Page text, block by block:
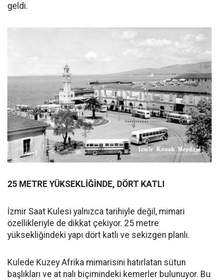
geldi.
25 METRE YÜKSEKLİĞİNDE, DÖRT KATLI
İzmir Saat Kulesi yalnızca tarihiyle değil, mimari
özellikleriyle de dikkat çekiyor. 25 metre
yüksekliğindeki yapı dört katlı ve sekizgen planlı.
Kulede Kuzey Afrika mimarisini hatırlatan sütun
başlıkları ve at nalı biçimindeki kemerler bulunuyor. Bu